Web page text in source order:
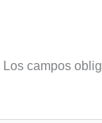
Los campos